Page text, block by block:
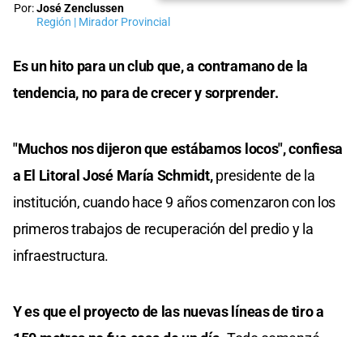
Por:José Zenclussen
Región | Mirador Provincial
Es un hito para un club que, a contramano de la
tendencia, no para de crecer y sorprender.
"Muchos nos dijeron que estábamos locos", confiesa
a El Litoral José María Schmidt,presidente de la
institución, cuando hace 9 años comenzaron con los
primeros trabajos de recuperación del predio y la
infraestructura.
Y es que el proyecto de las nuevas líneas de tiro a